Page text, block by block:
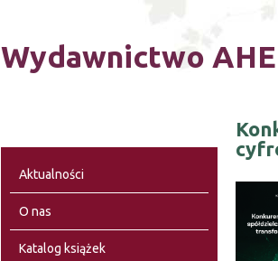
Wydawnictwo
Aktualności
O nas
Katalog książek